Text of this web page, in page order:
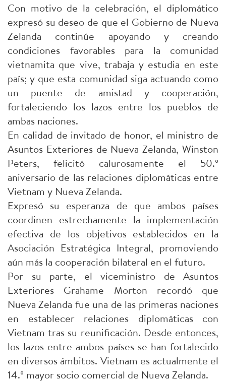
Con motivo de la celebración, el diplomático
expresó su deseo de que el Gobierno de Nueva
Zelanda continúe apoyando y creando
condiciones favorables para la comunidad
vietnamita que vive, trabaja y estudia en este
país; y que esta comunidad siga actuando como
un puente de amistad y cooperación,
fortaleciendo los lazos entre los pueblos de
ambas naciones.
En calidad de invitado de honor, el ministro de
Asuntos Exteriores de Nueva Zelanda, Winston
Peters, felicitó calurosamente el 50.º
aniversario de las relaciones diplomáticas entre
Vietnam y Nueva Zelanda.
Expresó su esperanza de que ambos países
coordinen estrechamente la implementación
efectiva de los objetivos establecidos en la
Asociación Estratégica Integral, promoviendo
aún más la cooperación bilateral en el futuro.
Por su parte, el viceministro de Asuntos
Exteriores Grahame Morton recordó que
Nueva Zelanda fue una de las primeras naciones
en establecer relaciones diplomáticas con
Vietnam tras su reunificación. Desde entonces,
los lazos entre ambos países se han fortalecido
en diversos ámbitos. Vietnam es actualmente el
14.º mayor socio comercial de Nueva Zelanda.